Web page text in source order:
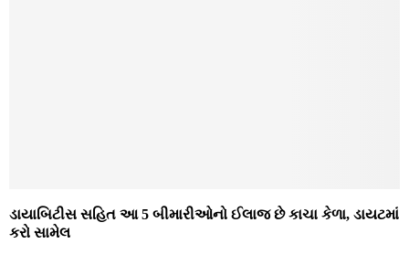
ડાયાબિટીસ સહિત આ 5 બીમારીઓનો ઈલાજ છે કાચા કેળા, ડાયટમાં
કરો સામેલ